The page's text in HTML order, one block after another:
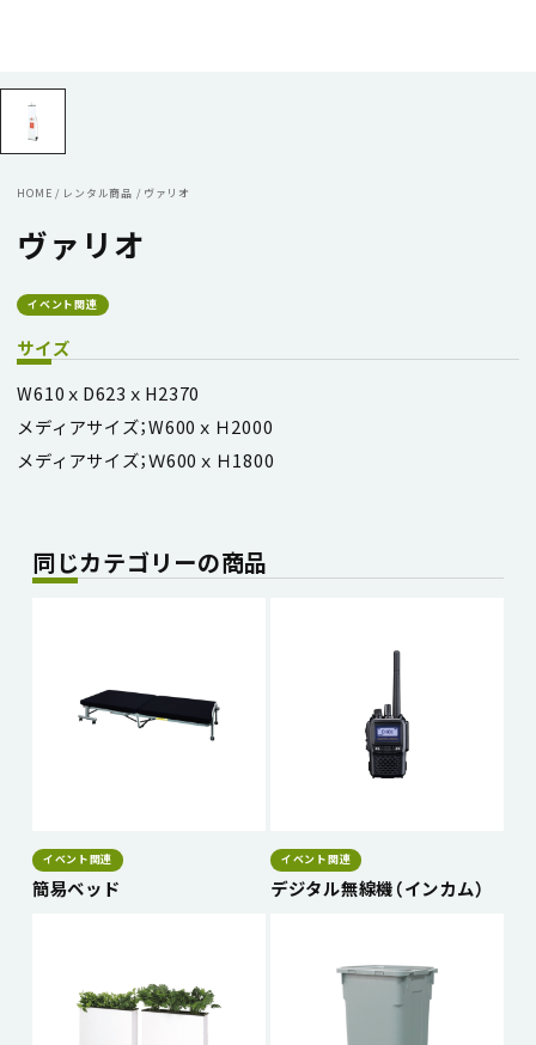
HOME / レンタル商品 / ヴァリオ
ヴァリオ
イベント関連
サイズ
W610ｘD623ｘH2370
メディアサイズ；W600ｘＨ2000
メディアサイズ；Ｗ600ｘＨ1800
同じカテゴリーの商品
イベント関連
簡易ベッド
イベント関連
デジタル無線機（インカム）